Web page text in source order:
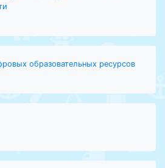
образовательных ресурсов